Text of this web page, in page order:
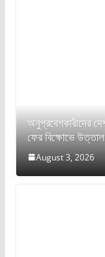
অনুপ্রবেশকারীদের
ফের বিক্ষোভে
August 3, 2026